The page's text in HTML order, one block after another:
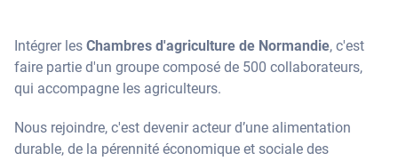
Intégrer les Chambres d'agriculture de Normandie, c'est
faire partie d'un groupe composé de 500 collaborateurs,
qui accompagne les agriculteurs.
Nous rejoindre, c'est devenir acteur d’une alimentation
durable, de la pérennité économique et sociale des